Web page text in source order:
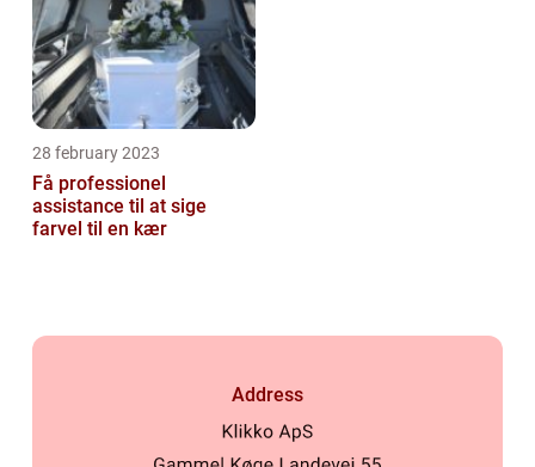
28 february 2023
Få professionel
assistance til at sige
farvel til en kær
Address